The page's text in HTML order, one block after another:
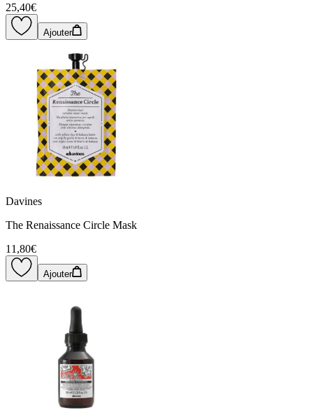
25,40€
Ajouter
Davines
The Renaissance Circle Mask
11,80€
Ajouter